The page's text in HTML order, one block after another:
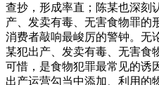
查抄，形成率直；陈某也深刻
产、发卖有毒、无害食物罪的
消费者敲响最峻厉的警钟。无
某犯出产、发卖有毒、无害食
可惜，是食物犯罪最常见的诱
出产运营勾当中添加、利用的